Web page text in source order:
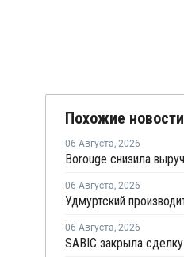
Похожие новости
06 Августа, 2026
06 Августа, 2026
06 Августа, 2026